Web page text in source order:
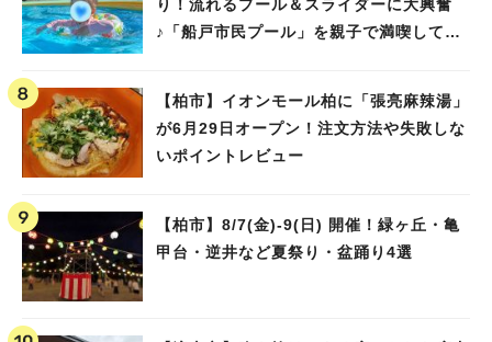
り！流れるプール＆スライダーに大興奮
♪「船戸市民プール」を親子で満喫してき
【柏市】イオンモール柏に「張亮麻辣湯」
が6月29日オープン！注文方法や失敗しな
いポイントレビュー
【柏市】8/7(金)‐9(日) 開催！緑ヶ丘・亀
甲台・逆井など夏祭り・盆踊り4選